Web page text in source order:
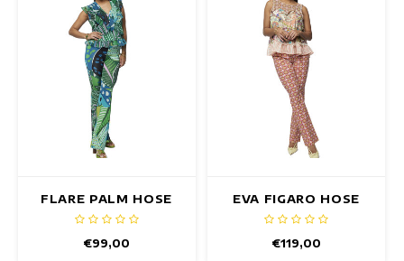
FLARE PALM HOSE
€99,00
EVA FIGARO HOSE
€119,00